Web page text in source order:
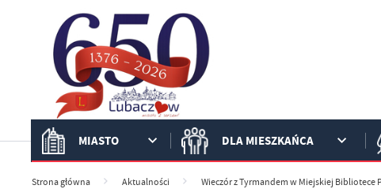
MIASTO DLA MIESZKAŃCA
Strona główna Aktualności Wieczór z Tyrmandem w Miejskiej Bibliotece